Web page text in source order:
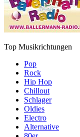
Top Musikrichtungen
Pop
Rock
Hip Hop
Chillout
Schlager
Oldies
Electro
Alternative